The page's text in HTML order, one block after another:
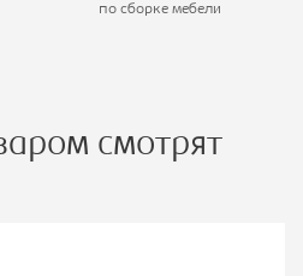
по сборке мебели
смотрят